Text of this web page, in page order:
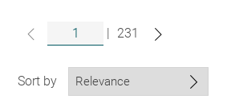
231
Sort by